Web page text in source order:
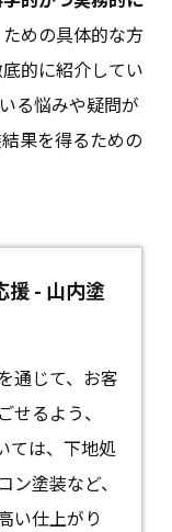
めの具体的な方
的に紹介してい
る悩みや疑問が
果を得るための
援 - 山内塗
通じて、お客
るよう、
ては、下地処
塗装など、
い仕上がり